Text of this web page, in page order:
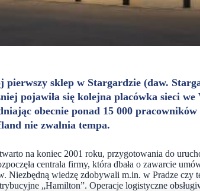
pierwszy sklep w Stargardzie (daw.
pojawiła się kolejna placówka sieci we
obecnie ponad 15 000 pracowników
nie zwalnia tempa.
na koniec 2001 roku, przygotowania do
centrala firmy, która dbała o zawarcie
Niezbędną wiedzę zdobywali m.in. w Pradze czy
„Hamilton”. Operacje logistyczne